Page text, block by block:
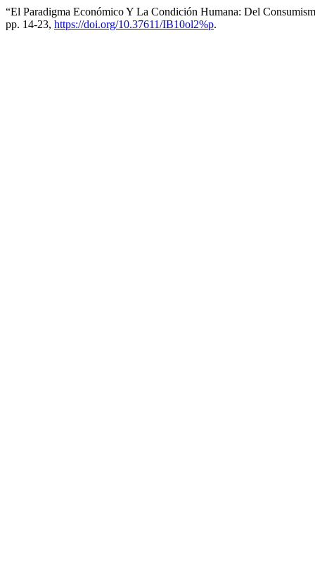
“El Paradigma Económico Y La Condición Humana: Del
pp. 14-23, https://doi.org/10.37611/IB10ol2%p.